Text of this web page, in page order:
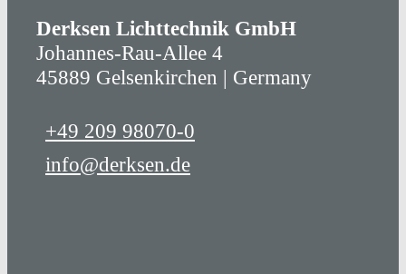
Derksen Lichttechnik GmbH
Johannes-Rau-Allee 4
45889 Gelsenkirchen | Germany
+49 209 98070-0
info@derksen.de